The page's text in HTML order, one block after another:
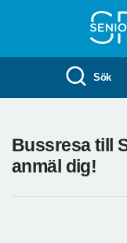
Sök
Bussresa till
anmäl dig!